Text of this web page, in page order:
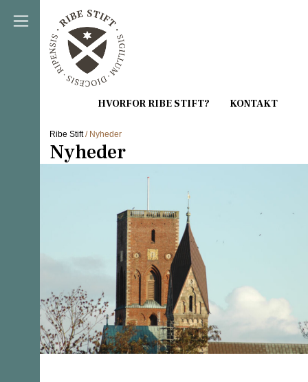
Direkte til indholdet
Ribe Stift/ Nyheder
Nyheder